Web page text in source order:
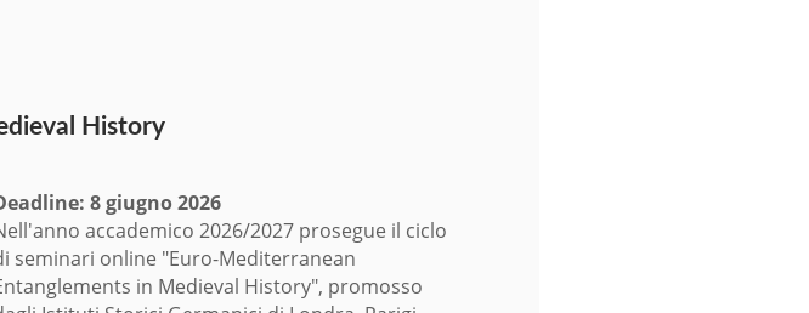
History
8 giugno 2026
accademico 2026/2027 prosegue il ciclo
seminari online "Euro-Mediterranean
in Medieval History", promosso